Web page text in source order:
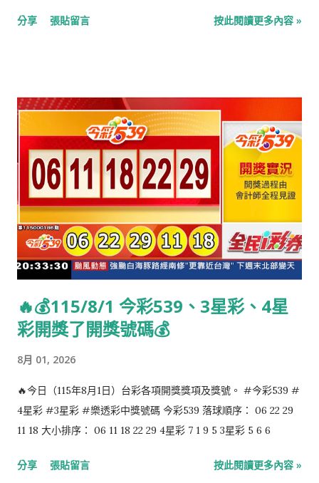
年：林建岳，香港企業家 1960年：大衛·杜考夫尼，美國演員、
徐榮，香港演員 1975年：莎莉·賽隆，南非女演員 1975年：張善
為，台灣演員 1977年：杜俊瑋，台灣歌手 1977年：林若亞，台灣
演員 1977年：迪雅·汗，挪威導演 1978年：楊思琦，香港演員
1978年：吳建豪，台灣男歌手、演員，男子組合F4成員 1979
年：笹田貴之，日本聲優 1979年：金在德，韓國男子偶像團體水
晶男孩成員 1984年：許瑋甯，台灣女演員、模特兒 1986年：五
十嵐隼士，日本演員 1986年：梁頌恆，青年新政召集人、前香港
立法會議員 1988年：袁曉超，中國男子武術運動員 1991年：麥
可·楚奧特，美國棒球選手 1992年：張基龍，韓國男演員、模特兒
勞林，美國跨欄和短跑運動員 水野十子：日本漫畫家、插畫家
（出生年不詳） 8月7日 逝世的知名人物： 1661年：金聖歎，清
瑞典化學家，現代化學命名體系建立者（生於1779年） 1900年：
威廉·李卜克內西，德國工人運動活動家，德國社會民主黨的創始
人和領袖（生於1826年） 1938年：康斯坦丁·斯坦尼斯拉夫斯
基，蘇聯導演、戲劇理論家（生於1863年） 1941年：泰戈爾，印
1896年） 2012年：施偉賢，香港法律界人士、政治人物（生於
分享 張貼留言 按此閱讀更多內容 »
🔥💰115/8/1 今彩539、3星彩、4星
彩開獎了開獎號碼💰
8月 01, 2026
🔥今日（115年8月1日）台彩各項開獎獎項及獎號。 #今彩539 #
4星彩 #3星彩 #樂透彩中獎號碼 今彩539 落球順序： 06 22 29
11 18 大小排序： 06 11 18 22 29 4星彩 7 1 9 5 3星彩 5 6 6
分享 張貼留言 按此閱讀更多內容 »